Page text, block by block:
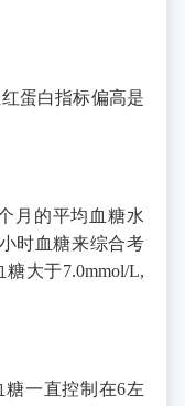
蛋白指标偏高是
月的平均血糖水
小时血糖来综合考
糖大于7.0mmol/L,
糖一直控制在6左